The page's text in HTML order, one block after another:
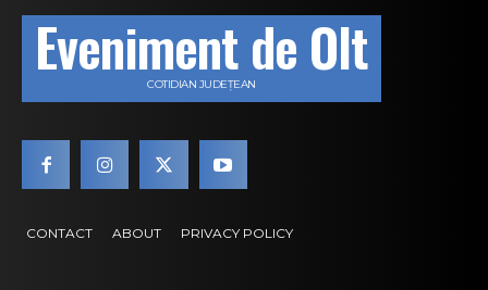
Eveniment de Olt
COTIDIAN JUDEȚEAN
CONTACT ABOUT PRIVACY POLICY